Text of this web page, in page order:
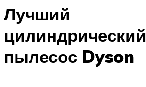
Лучший
цилиндрический
пылесос Dyson